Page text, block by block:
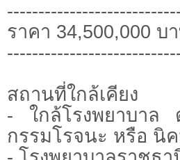
ราคา 34,500,000 บ
สถานที่ใกล้เคียง
- ใกล้โรงพยาบาล
กรรมโรจนะ หรือ นิ